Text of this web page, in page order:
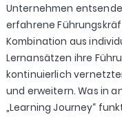
Unternehmen
erfahrene
Kombination aus
Lernansätzen ihre
kontinuierlich
und erweitern. Was in
„Learning Journey“